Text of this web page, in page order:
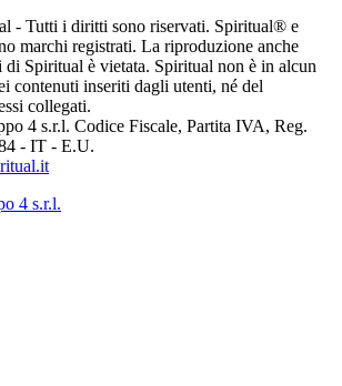
- Tutti i diritti sono riservati. Spiritual® e
marchi registrati. La riproduzione anche
di Spiritual è vietata. Spiritual non è in alcun
contenuti inseriti dagli utenti, né del
collegati.
4 s.r.l. Codice Fiscale, Partita IVA, Reg.
- IT - E.U.
4 s.r.l.